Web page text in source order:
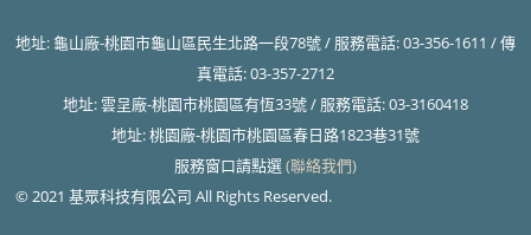
地址: 龜山廠-桃園市龜山區民生北路一段78號 / 服務電話: 03-356-1611 / 傳
真電話: 03-357-2712
地址: 雲呈廠-桃園市桃園區有恆33號 / 服務電話: 03-3160418
地址: 桃園廠-桃園市桃園區春日路1823巷31號
服務窗口請點選(聯絡我們)
© 2021 基眾科技有限公司 All Rights Reserved.